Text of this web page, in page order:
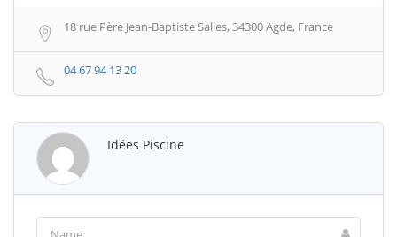
18 rue Père Jean-Baptiste Salles, 34300 Agde, France
04 67 94 13 20
Idées Piscine